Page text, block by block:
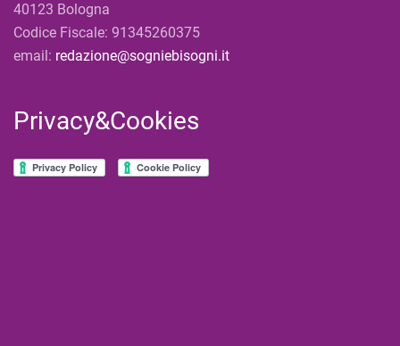
40123 Bologna
Codice Fiscale: 91345260375
email: redazione@sogniebisogni.it
Privacy&Cookies